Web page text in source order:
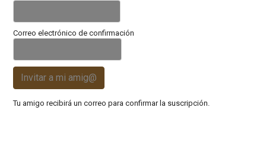
Correo electrónico de confirmación
Invitar a mi amig@
Tu amigo recibirá un correo para confirmar la suscripción.